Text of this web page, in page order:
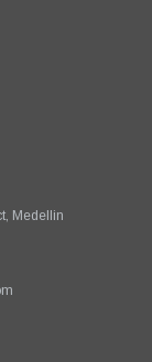
Medellin